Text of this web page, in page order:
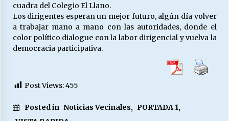
¿Asesores con doble sueldo?
18/04/2026
Chile y sus segmentos de la riqueza
cuadra del Colegio El Llano.
Los dirigentes esperan un mejor futuro, algún día volver
a trabajar mano a mano con las autoridades, donde el
color político dialogue con la labor dirigencial y vuelva la
democracia participativa.
Post Views:455
Posted in Noticias Vecinales, PORTADA 1,